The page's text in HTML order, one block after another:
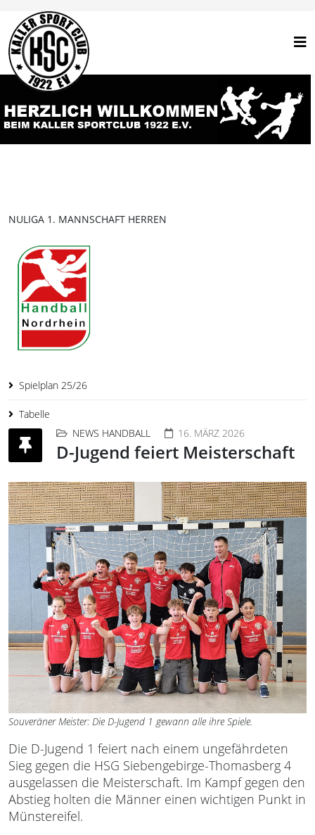
NULIGA 1. MANNSCHAFT HERREN
Spielplan 25/26
Tabelle
NEWS HANDBALL
16. MÄRZ 2026
D-Jugend feiert Meisterschaft
Souveräner Meister: Die D-Jugend 1 gewann alle ihre Spiele.
Die D-Jugend 1 feiert nach einem ungefährdeten
Sieg gegen die HSG Siebengebirge-Thomasberg 4
ausgelassen die Meisterschaft. Im Kampf gegen den
Abstieg holten die Männer einen wichtigen Punkt in
Münstereifel.